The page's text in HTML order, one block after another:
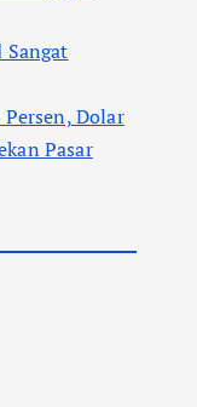
Sangat
Dolar
Pasar